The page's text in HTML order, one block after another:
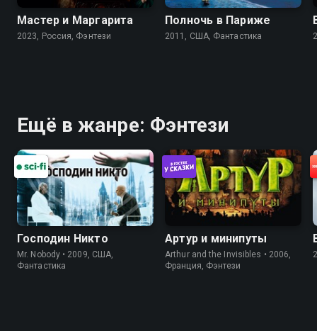
Мастер и Маргарита
2023, Россия, Фэнтези
Полночь в Париже
2011, США, Фантастика
Ещё в жанре: Фэнтези
Господин Никто
Mr. Nobody • 2009, США,
Фантастика
Артур и минипуты
Arthur and the Invisibles • 2006,
Франция, Фэнтези